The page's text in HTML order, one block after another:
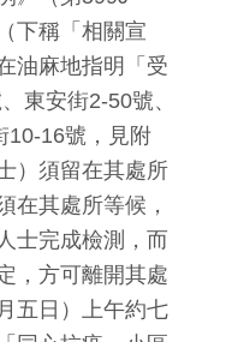
下稱「相關宣
油麻地指明「受
東安街2-50號、
10-16號，見附
）須留在其處所
在其處所等候，
士完成檢測，而
，方可離開其處
五日）上午約七